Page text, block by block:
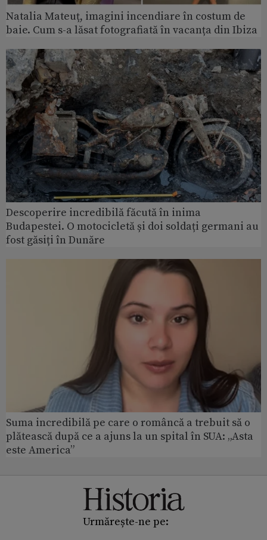
Natalia Mateuț, imagini incendiare în costum de
baie. Cum s-a lăsat fotografiată în vacanța din Ibiza
Descoperire incredibilă făcută în inima
Budapestei. O motocicletă și doi soldați germani au
fost găsiți în Dunăre
Suma incredibilă pe care o româncă a trebuit să o
plătească după ce a ajuns la un spital în SUA: „Asta
este America”
Urmărește-ne pe: